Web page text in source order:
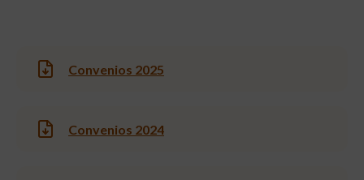
Convenios 2025
Convenios 2024